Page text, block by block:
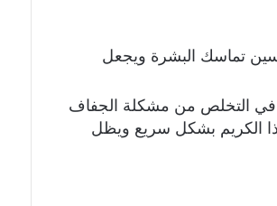
تماسك البشرة ويجعل
في التخلص من مشكلة الجفاف
الكريم بشكل سريع ويظل